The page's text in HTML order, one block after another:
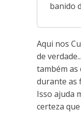
banido
Aqui nos
de
também as
durante as
Isso ajuda
certeza